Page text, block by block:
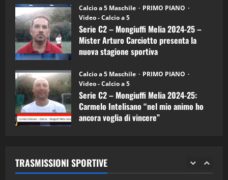
Calcio a 5 Maschile
PRIMO PIANO
Video - Calcio a 5
Serie C2 – Mongiuffi Melia 2024-25 –
Mister Arturo Carciotto presenta la
nuova stagione sportiva
Calcio a 5 Maschile
PRIMO PIANO
Video - Calcio a 5
Serie C2 – Mongiuffi Melia 2024-25:
Carmelo Intelisano “nel mio animo ho
ancora voglia di vincere”
TRASMISSIONI SPORTIVE
5
“SportEmpire” in Podcast: 26^ Puntata
(Martedi 07 Aprile 2026)
08/04/2026
1
“SportEmpire” in Podcast: 30^ Puntata
(Martedi 05 Maggio 2026)
08/05/2026
2 28/04/2026